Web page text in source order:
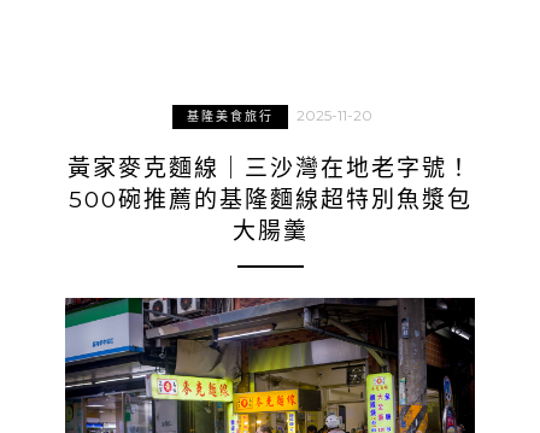
基隆美食旅行 2025-11-20
黃家麥克麵線｜三沙灣在地老字號！
500碗推薦的基隆麵線超特別魚漿包
大腸羹